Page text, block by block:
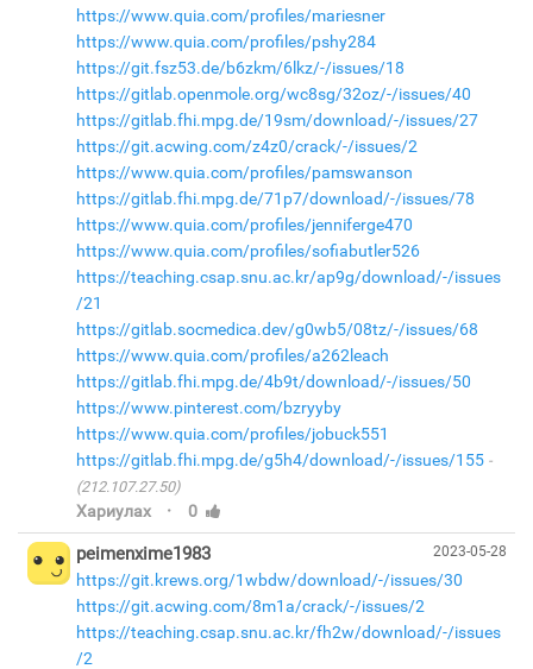
https://www.quia.com/profiles/mariesner
https://www.quia.com/profiles/pshy284
https://git.fsz53.de/b6zkm/6lkz/-/issues/18
https://gitlab.openmole.org/wc8sg/32oz/-/issues/40
https://gitlab.fhi.mpg.de/19sm/download/-/issues/27
https://git.acwing.com/z4z0/crack/-/issues/2
https://www.quia.com/profiles/pamswanson
https://gitlab.fhi.mpg.de/71p7/download/-/issues/78
https://www.quia.com/profiles/jenniferge470
https://www.quia.com/profiles/sofiabutler526
https://teaching.csap.snu.ac.kr/ap9g/download/-/issues
/21
https://gitlab.socmedica.dev/g0wb5/08tz/-/issues/68
https://www.quia.com/profiles/a262leach
https://gitlab.fhi.mpg.de/4b9t/download/-/issues/50
https://www.pinterest.com/bzryyby
https://www.quia.com/profiles/jobuck551
https://gitlab.fhi.mpg.de/g5h4/download/-/issues/155
(212.107.27.50)
Хариулах · 0
2023-05-28
peimenxime1983
https://git.krews.org/1wbdw/download/-/issues/30
https://git.acwing.com/8m1a/crack/-/issues/2
https://teaching.csap.snu.ac.kr/fh2w/download/-/issues
/2